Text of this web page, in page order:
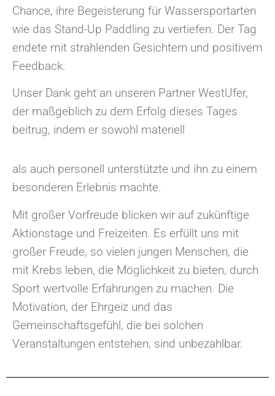
Chance, ihre Begeisterung für Wassersportarten
wie das Stand-Up Paddling zu vertiefen. Der Tag
endete mit strahlenden Gesichtern und positivem
Feedback.
Unser Dank geht an unseren Partner WestUfer,
der maßgeblich zu dem Erfolg dieses Tages
beitrug, indem er sowohl materiell
als auch personell unterstützte und ihn zu einem
besonderen Erlebnis machte.
Mit großer Vorfreude blicken wir auf zukünftige
Aktionstage und Freizeiten. Es erfüllt uns mit
großer Freude, so vielen jungen Menschen, die
mit Krebs leben, die Möglichkeit zu bieten, durch
Sport wertvolle Erfahrungen zu machen. Die
Motivation, der Ehrgeiz und das
Gemeinschaftsgefühl, die bei solchen
Veranstaltungen entstehen, sind unbezahlbar.